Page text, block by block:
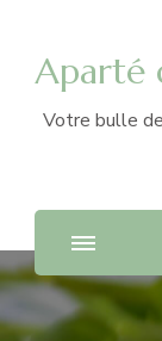
Aparté
Votre bulle